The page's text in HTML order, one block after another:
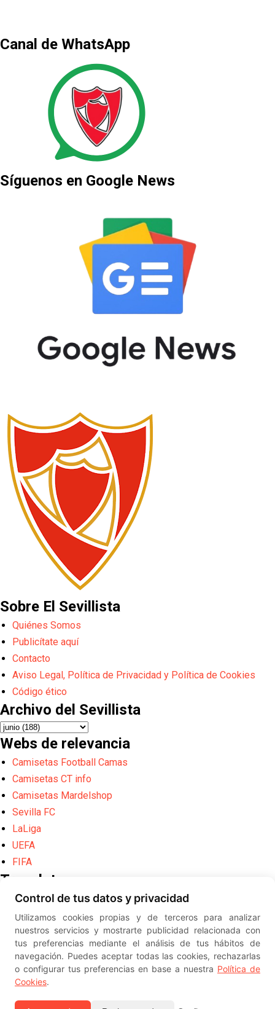
Canal de WhatsApp
Síguenos en Google News
Sobre El Sevillista
Quiénes Somos
Publicítate aquí
Contacto
Aviso Legal, Política de Privacidad y Política de Cookies
Código ético
Archivo del Sevillista
Webs de relevancia
Camisetas Football Camas
Camisetas CT info
Camisetas Mardelshop
Sevilla FC
LaLiga
UEFA
FIFA
Translate
Powered by
Translate
Diseño web creado por Erick
© ElSevillista.es - Información sobre
el Sevilla FC, Sevilla Atlético, Sevilla Femenino y su Cantera
-- --
Control de tus datos y privacidad
Utilizamos cookies propias y de terceros para analizar
nuestros servicios y mostrarte publicidad relacionada con
tus preferencias mediante el análisis de tus hábitos de
navegación. Puedes aceptar todas las cookies, rechazarlas
o configurar tus preferencias en base a nuestra Política de
Cookies.
2026